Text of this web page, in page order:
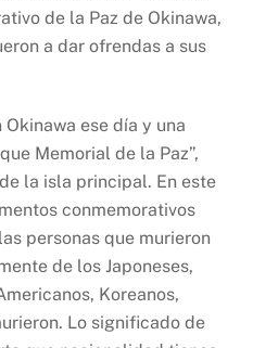
de la Paz de Okinawa,
a dar ofrendas a sus
ese día y una
Memorial de la Paz”,
la isla principal. En este
conmemorativos
personas que murieron
de los Japoneses,
Koreanos,
Lo significado de